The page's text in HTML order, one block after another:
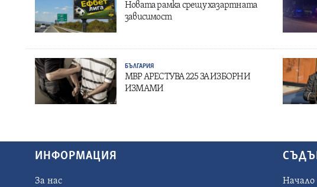
Новата рамка срещу хазартната
зависимост
БЪЛГАРИЯ
МВР АРЕСТУВА 225 ЗА ИЗБОРНИ
ИЗМАМИ
ИНФОРМАЦИЯ
За нас Начало